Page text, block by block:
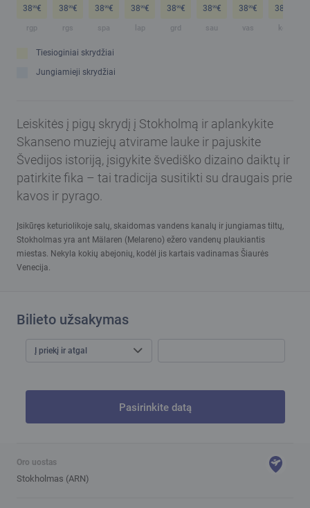
3899€
rgp
3899€
rgs
3899€
spa
3899€
lap
3899€
grd
3899€
sau
3899€
vas
38
kov
Tiesioginiai skrydžiai
Jungiamieji skrydžiai
Leiskitės į pigų skrydį į Stokholmą ir aplankykite
Skanseno muziejų atvirame lauke ir pajuskite
Švedijos istoriją, įsigykite švediško dizaino daiktų ir
patirkite fika – tai tradicija susitikti su draugais prie
kavos ir pyrago.
Įsikūręs keturiolikoje salų, skaidomas vandens kanalų ir jungiamas tiltų,
Stokholmas yra ant Mälaren (Melareno) ežero vandenų plaukiantis
miestas. Nekyla kokių abejonių, kodėl jis kartais vadinamas Šiaurės
Venecija.
Oro uostas
Stokholmas (ARN)
Bilieto užsakymas
Į priekį ir atgal
Pasirinkite datą